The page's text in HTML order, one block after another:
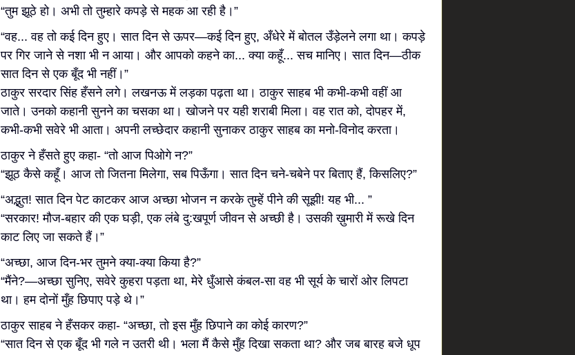
“तुम झूठे हो। अभी तो तुम्हारे कपड़े से महक आ रही है।”
“वह... वह तो कई दिन हुए। सात दिन से ऊपर—कई दिन हुए, अँधेरे में बोतल उँड़ेलने लगा था। कपड़े
पर गिर जाने से नशा भी न आया। और आपको कहने का... क्या कहूँ... सच मानिए। सात दिन—ठीक
सात दिन से एक बूँद भी नहीं।”
ठाकुर सरदार सिंह हँसने लगे। लखनऊ में लड़का पढ़ता था। ठाकुर साहब भी कभी-कभी वहीं आ
जाते। उनको कहानी सुनने का चसका था। खोजने पर यही शराबी मिला। वह रात को, दोपहर में,
कभी-कभी सवेरे भी आता। अपनी लच्छेदार कहानी सुनाकर ठाकुर साहब का मनो-विनोद करता।
ठाकुर ने हँसते हुए कहा- “तो आज पिओगे न?”
“झूठ कैसे कहूँ। आज तो जितना मिलेगा, सब पिऊँगा। सात दिन चने-चबेने पर बिताए हैं, किसलिए?”
“अद्भुत! सात दिन पेट काटकर आज अच्छा भोजन न करके तुम्हें पीने की सूझी! यह भी... ”
“सरकार! मौज-बहार की एक घड़ी, एक लंबे दु:खपूर्ण जीवन से अच्छी है। उसकी ख़ुमारी में रूखे दिन
काट लिए जा सकते हैं।”
“अच्छा, आज दिन-भर तुमने क्या-क्या किया है?”
“मैंने?—अच्छा सुनिए, सवेरे कुहरा पड़ता था, मेरे धुँआसे कंबल-सा वह भी सूर्य के चारों ओर लिपटा
था। हम दोनों मुँह छिपाए पड़े थे।”
ठाकुर साहब ने हँसकर कहा- “अच्छा, तो इस मुँह छिपाने का कोई कारण?”
“सात दिन से एक बूँद भी गले न उतरी थी। भला मैं कैसे मुँह दिखा सकता था? और जब बारह बजे धूप